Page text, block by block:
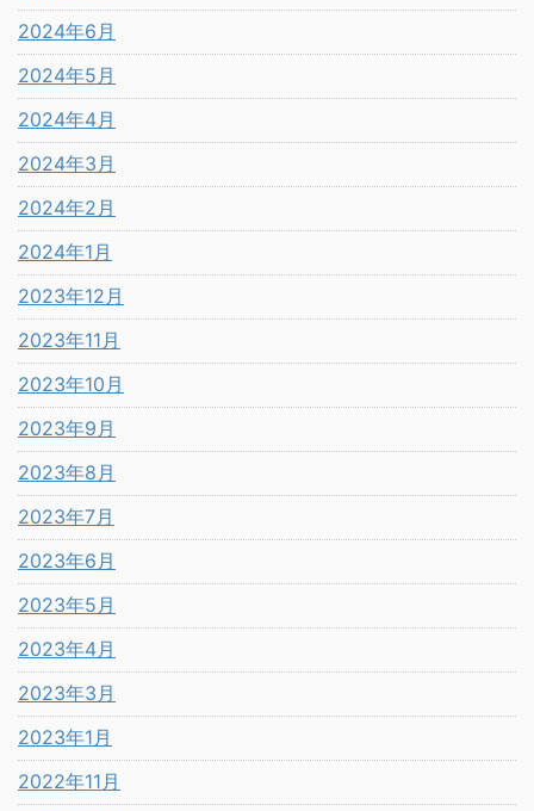
2024年6月
2024年5月
2024年4月
2024年3月
2024年2月
2024年1月
2023年12月
2023年11月
2023年10月
2023年9月
2023年8月
2023年7月
2023年6月
2023年5月
2023年4月
2023年3月
2023年1月
2022年11月